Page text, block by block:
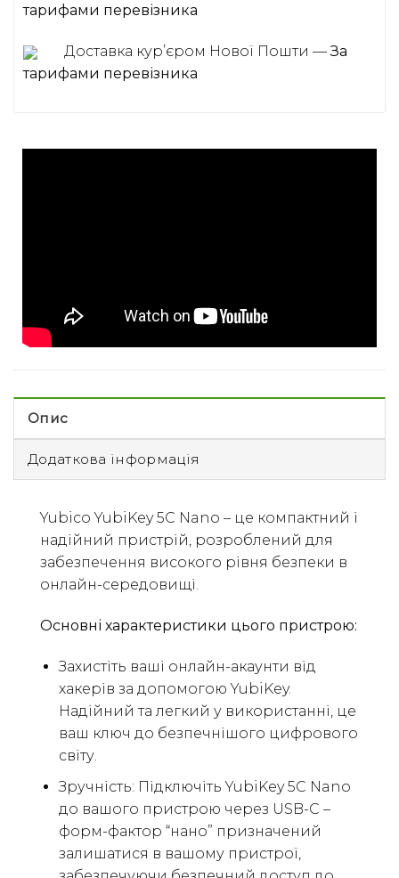
тарифами перевізника
Доставка курʼєром Нової Пошти —За
тарифами перевізника
Опис
Додаткова інформація
Yubico YubiKey 5C Nano – це компактний і
надійний пристрій, розроблений для
забезпечення високого рівня безпеки в
онлайн-середовищі.
Основні характеристики цього пристрою:
Захистіть ваші онлайн-акаунти від
хакерів за допомогою YubiKey.
Надійний та легкий у використанні, це
ваш ключ до безпечнішого цифрового
світу.
Зручність: Підключіть YubiKey 5C Nano
до вашого пристрою через USB-C –
форм-фактор “нано” призначений
залишатися в вашому пристрої,